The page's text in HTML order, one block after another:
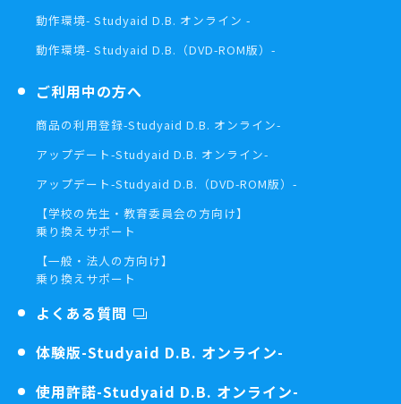
動作環境- Studyaid D.B. オンライン -
動作環境- Studyaid D.B.（DVD-ROM版）-
ご利用中の方へ
商品の利用登録-Studyaid D.B. オンライン-
アップデート-Studyaid D.B. オンライン-
アップデート-Studyaid D.B.（DVD-ROM版）-
【学校の先生・教育委員会の方向け】
乗り換えサポート
【一般・法人の方向け】
乗り換えサポート
よくある質問
体験版-Studyaid D.B. オンライン-
使用許諾-Studyaid D.B. オンライン-